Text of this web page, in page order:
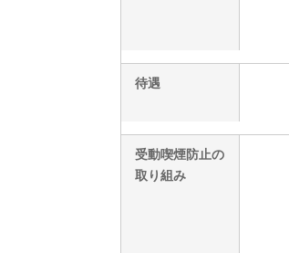
待遇
受動喫煙防止の
取り組み